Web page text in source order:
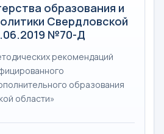
образования и
Свердловской
№70-Д
рекомендаций
образования
области»